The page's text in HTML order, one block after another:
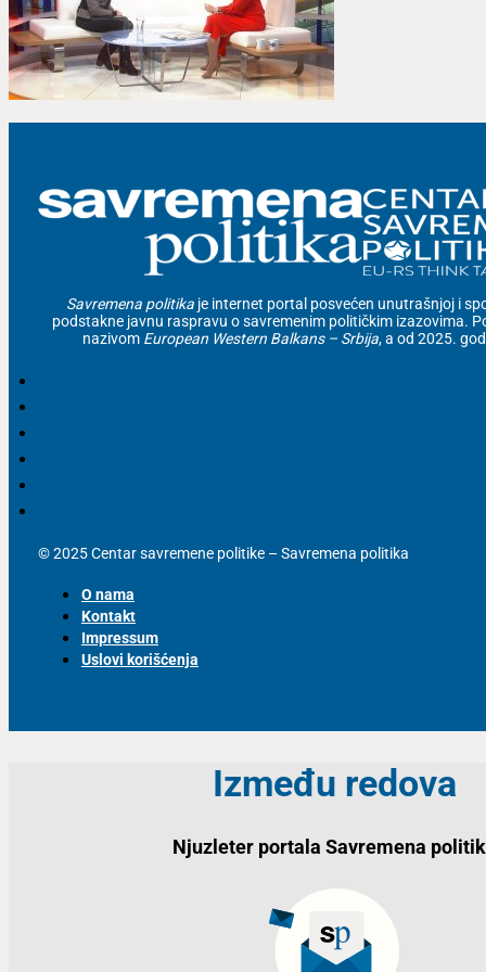
Savremena politika je internet portal posvećen unutrašnjoj i
podstakne javnu raspravu o savremenim političkim izazovima.
nazivom European Western Balkans – Srbija, a od 2025.
© 2025 Centar savremene politike – Savremena politika
O nama
Kontakt
Impressum
Uslovi korišćenja
Između redova
Njuzleter portala Savremena